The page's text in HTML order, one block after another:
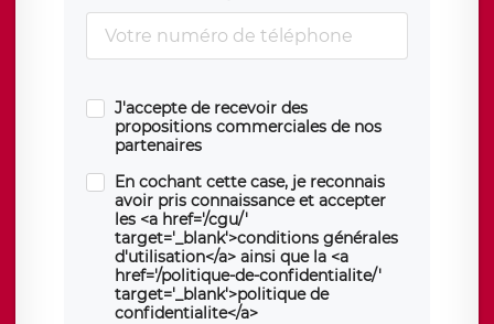
J'accepte de recevoir des
propositions commerciales de nos
partenaires
En cochant cette case, je reconnais
avoir pris connaissance et accepter
les <a href='/cgu/'
target='_blank'>conditions générales
d'utilisation</a> ainsi que la <a
href='/politique-de-confidentialite/'
target='_blank'>politique de
confidentialite</a>